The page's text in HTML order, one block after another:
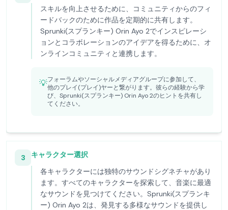
スキルを向上させるために、コミュニティからのフィ
ードバックのために作品を定期的に共有します。
Sprunki(スプランキー) Orin Ayo 2でインスピレーシ
ョンとコラボレーションのアイデアを得るために、オ
ンラインコミュニティと連携します。
💡フォーラムやソーシャルメディアグループに参加して、
他のプレイ(プレイ)ヤーと繋がります。彼らの経験から学
び、Sprunki(スプランキー) Orin Ayo 2のヒントを共有し
てください。
3
キャラクター選択
各キャラクターには独特のサウンドシグネチャがあり
ます。すべてのキャラクターを探索して、音楽に最適
なサウンドを見つけてください。Sprunki(スプランキ
ー) Orin Ayo 2は、発見する多様なサウンドを提供し